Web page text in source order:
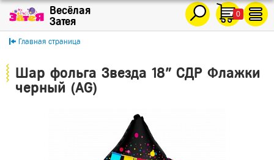
0
Главная страница
Шар фольга Звезда 18" СДР Флажки
черный (AG)